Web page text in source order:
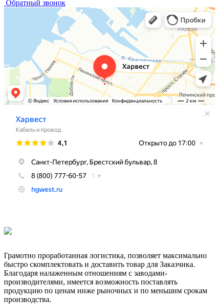
Обратный звонок
Грамотно проработанная логистика, позволяет максимально
быстро скомплектовать и доставить товар для Заказчика.
Благодаря налаженным отношениям с заводами-
производителями, имеется возможность поставлять
продукцию по ценам ниже рыночных и по меньшим срокам
производства.